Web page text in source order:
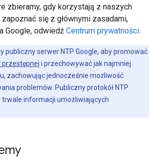
zbieramy, gdy korzystają z naszych
się z głównymi zasadami,
Google, odwiedź Centrum prywatności.
publiczny serwer NTP Google, aby promować
i przechowywać jak najmniej
zachowując jednocześnie możliwość
problemów. Publiczny protokół NTP
trwale informacji umożliwiających